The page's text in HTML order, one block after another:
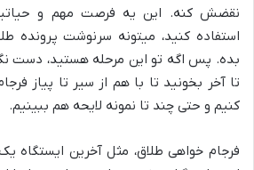
نقضش کنه. این یه فرصت مهم و
استفاده کنید، میتونه سرنوشت پرونده
بده. پس اگه تو این مرحله هستید، دست
تا آخر بخونید تا با هم از سیر تا پیاز
کنیم و حتی چند تا نمونه لایحه هم ببینیم.
فرجام خواهی طلاق، مثل آخرین ایستگاه